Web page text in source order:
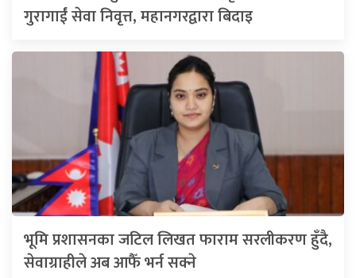
गुरागाईं सेवा निवृत्त, महानगरद्वारा बिदाइ
भूमि प्रशासनका जटिल लिखत फाराम सरलीकरण हुँदै,
सेवाग्राहीले अब आफैँ भर्न सक्ने